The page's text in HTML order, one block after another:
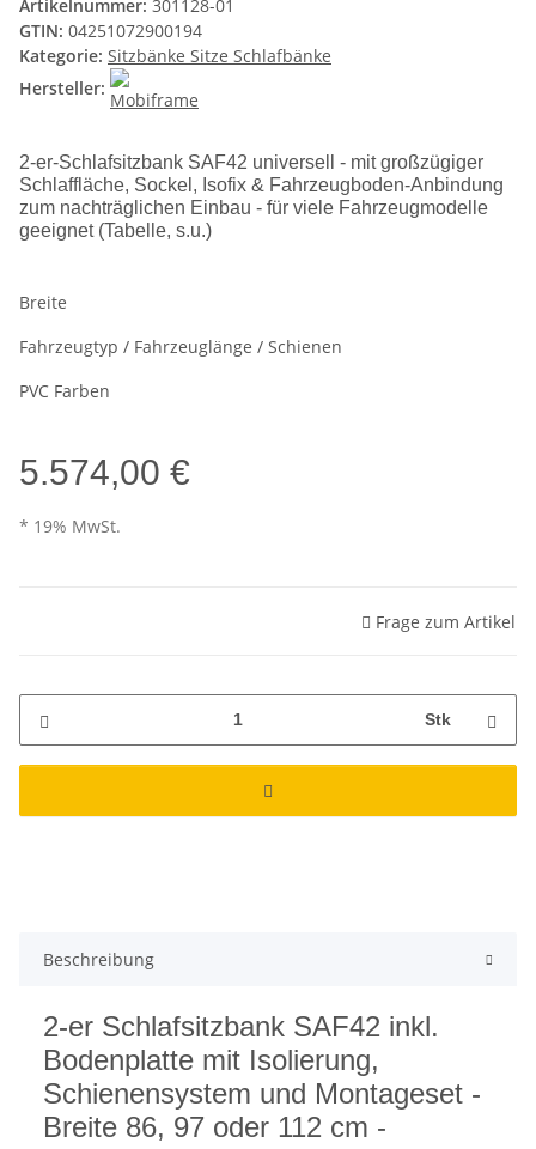
Artikelnummer: 301128-01
GTIN: 04251072900194
Kategorie: Sitzbänke Sitze Schlafbänke
Hersteller:
2-er-Schlafsitzbank SAF42 universell - mit großzügiger
Schlaffläche, Sockel, Isofix & Fahrzeugboden-Anbindung
zum nachträglichen Einbau - für viele Fahrzeugmodelle
geeignet (Tabelle, s.u.)
Breite
Fahrzeugtyp / Fahrzeuglänge / Schienen
PVC Farben
5.574,00 €
* 19% MwSt.
Frage zum Artikel
Stk
Beschreibung
2-er Schlafsitzbank SAF42 inkl.
Bodenplatte mit Isolierung,
Schienensystem und Montageset -
Breite 86, 97 oder 112 cm -